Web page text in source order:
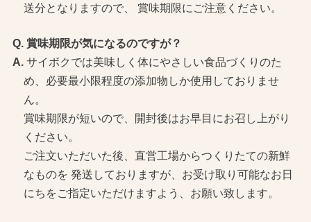
送分となりますので、 賞味期限にご注意ください。
賞味期限が気になるのですが？
サイボクでは美味しく体にやさしい食品づくりのた
め、必要最小限程度の添加物しか使用しておりませ
ん。
賞味期限が短いので、開封後はお早目にお召し上がり
ください。
ご注文いただいた後、直営工場からつくりたての新鮮
なものを 発送しておりますが、お受け取り可能なお日
にちをご指定いただけますよう、お願い致します。